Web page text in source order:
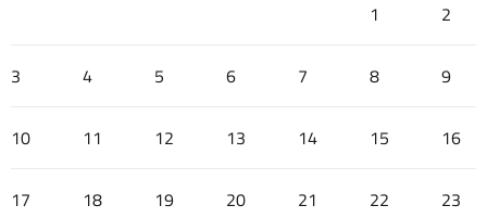
1 2
3 4 5 6 7 8 9
10 11 12 13 14 15 16
17 18 19 20 21 22 23